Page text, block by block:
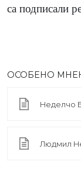
са подписали
ОСОБЕНО
Неделчо
Людмил